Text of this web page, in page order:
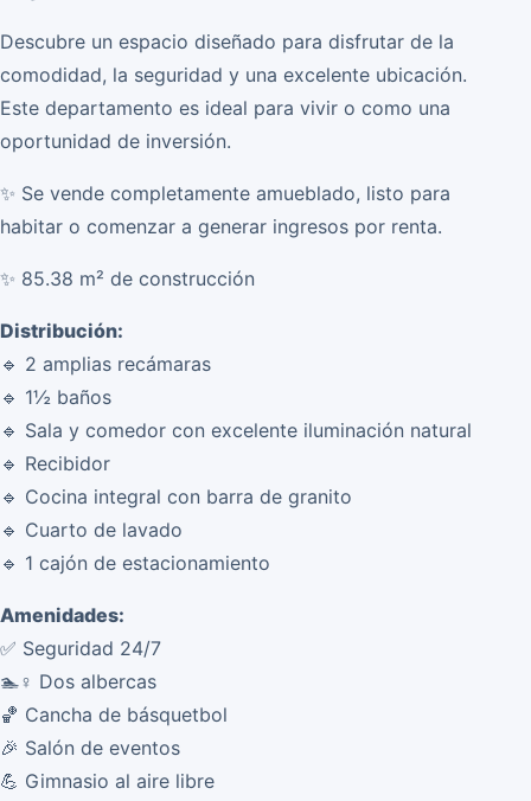
Descubre un espacio diseñado para disfrutar de la
comodidad, la seguridad y una excelente ubicación.
Este departamento es ideal para vivir o como una
oportunidad de inversión.
✨ Se vende completamente amueblado, listo para
habitar o comenzar a generar ingresos por renta.
✨ 85.38 m² de construcción
Distribución:
🔹 2 amplias recámaras
🔹 1½ baños
🔹 Sala y comedor con excelente iluminación natural
🔹 Recibidor
🔹 Cocina integral con barra de granito
🔹 Cuarto de lavado
🔹 1 cajón de estacionamiento
Amenidades:
✅ Seguridad 24/7
🏊♀️ Dos albercas
🏀 Cancha de básquetbol
🎉 Salón de eventos
💪 Gimnasio al aire libre